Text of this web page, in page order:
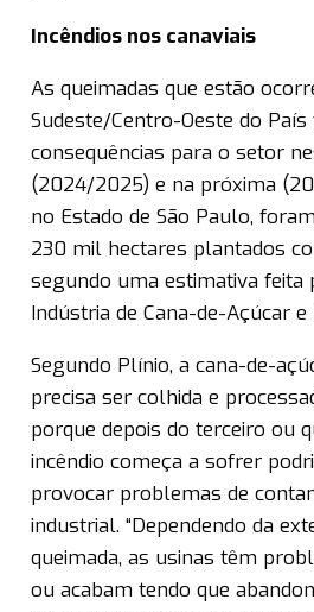
Incêndios nos canaviais
As queimadas que estão
Sudeste/Centro-Oeste do
consequências para o setor
(2024/2025) e na próxima
no Estado de São Paulo,
230 mil hectares plantados
segundo uma estimativa feita
Indústria de Cana-de-Açúcar e
Segundo Plínio, a cana-de-
precisa ser colhida e
porque depois do terceiro ou
incêndio começa a sofrer
provocar problemas de
industrial. “Dependendo da
queimada, as usinas têm
ou acabam tendo que